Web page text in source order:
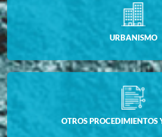
URBANISMO
OTROS PROCEDIMIENTOS